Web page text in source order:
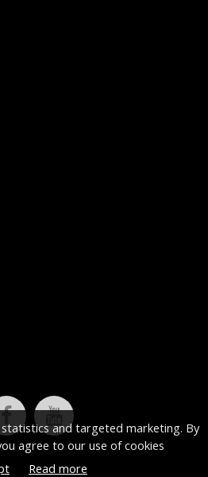
and targeted marketing. By
agree to our use of cookies
Read more